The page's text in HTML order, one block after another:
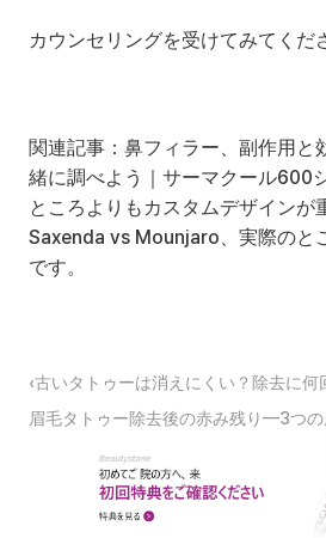
カウンセリングを受けてみてくだ
関連記事： 鼻フィラー、副作用と
緒に調べよう ｜ サーマクール600
ところよりもカスタムデザインが
Saxenda vs Mounjaro、実際のと
です。
‹古いタトゥーは消えにくい？除去に何
眉毛タトゥー除去後の赤み残り—3つの